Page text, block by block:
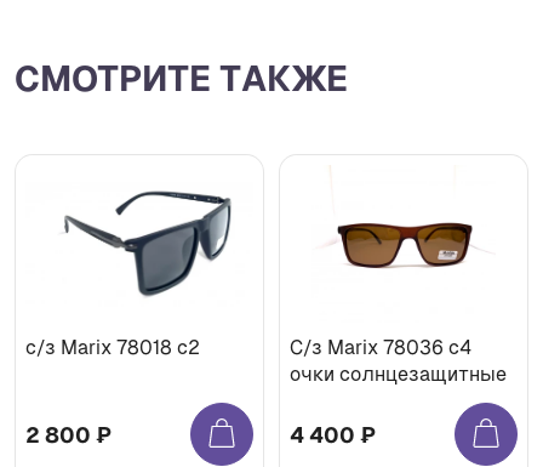
СМОТРИТЕ ТАКЖЕ
с/з Marix 78018 c2
2 800 ₽
С/з Marix 78036 c4
очки солнцезащитные
4 400 ₽